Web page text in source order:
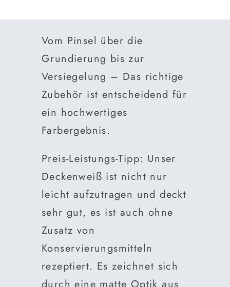
Vom Pinsel über die
Grundierung bis zur
Versiegelung – Das richtige
Zubehör ist entscheidend für
ein hochwertiges
Farbergebnis.
Preis-Leistungs-Tipp: Unser
Deckenweiß ist nicht nur
leicht aufzutragen und deckt
sehr gut, es ist auch ohne
Zusatz von
Konservierungsmitteln
rezeptiert. Es zeichnet sich